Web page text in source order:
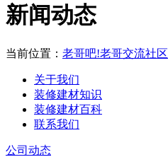
新闻动态
当前位置： 老哥吧!老哥交流社区
关于我们
装修建材知识
装修建材百科
联系我们
公司动态